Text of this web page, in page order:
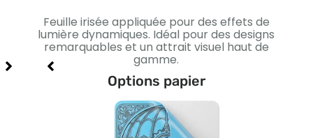
Feuille irisée appliquée pour des effets de
lumière dynamiques. Idéal pour des designs
remarquables et un attrait visuel haut de
gamme.
Options papier